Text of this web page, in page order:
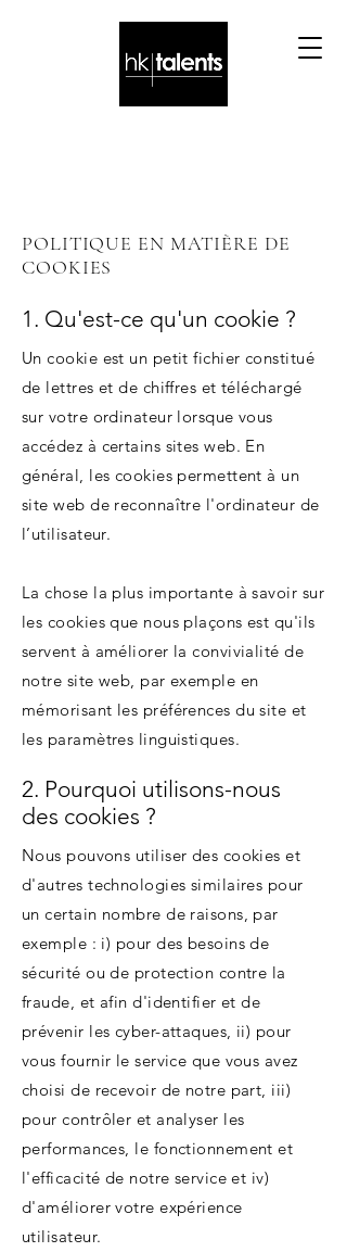
POLITIQUE EN MATIÈRE DE
COOKIES
1. Qu'est-ce qu'un cookie ?
Un cookie est un petit fichier constitué
de lettres et de chiffres et téléchargé
sur votre ordinateur lorsque vous
accédez à certains sites web. En
général, les cookies permettent à un
site web de reconnaître l'ordinateur de
l’utilisateur.
La chose la plus importante à savoir sur
les cookies que nous plaçons est qu'ils
servent à améliorer la convivialité de
notre site web, par exemple en
mémorisant les préférences du site et
les paramètres linguistiques.
2. Pourquoi utilisons-nous
des cookies ?
Nous pouvons utiliser des cookies et
d'autres technologies similaires pour
un certain nombre de raisons, par
exemple : i) pour des besoins de
sécurité ou de protection contre la
fraude, et afin d'identifier et de
prévenir les cyber-attaques, ii) pour
vous fournir le service que vous avez
choisi de recevoir de notre part, iii)
pour contrôler et analyser les
performances, le fonctionnement et
l'efficacité de notre service et iv)
d'améliorer votre expérience
utilisateur.